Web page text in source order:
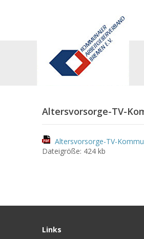
Altersvorsorge-TV-
Altersvorsorge-TV-
Dateigröße: 424 kb
Links